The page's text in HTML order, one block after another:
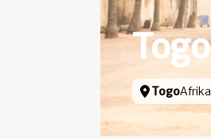
Togo
Locatie
TogoAfrika